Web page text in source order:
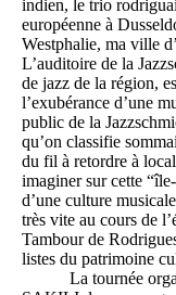
indien, le trio
européenne à
Westphalie, ma ville
L’auditoire de la
de jazz de la région,
l’exubérance d’une
public de la
qu’on classifie
du fil à retordre à
imaginer sur cette
d’une culture
très vite au cours de
Tambour de
listes du patrimoine
La tournée